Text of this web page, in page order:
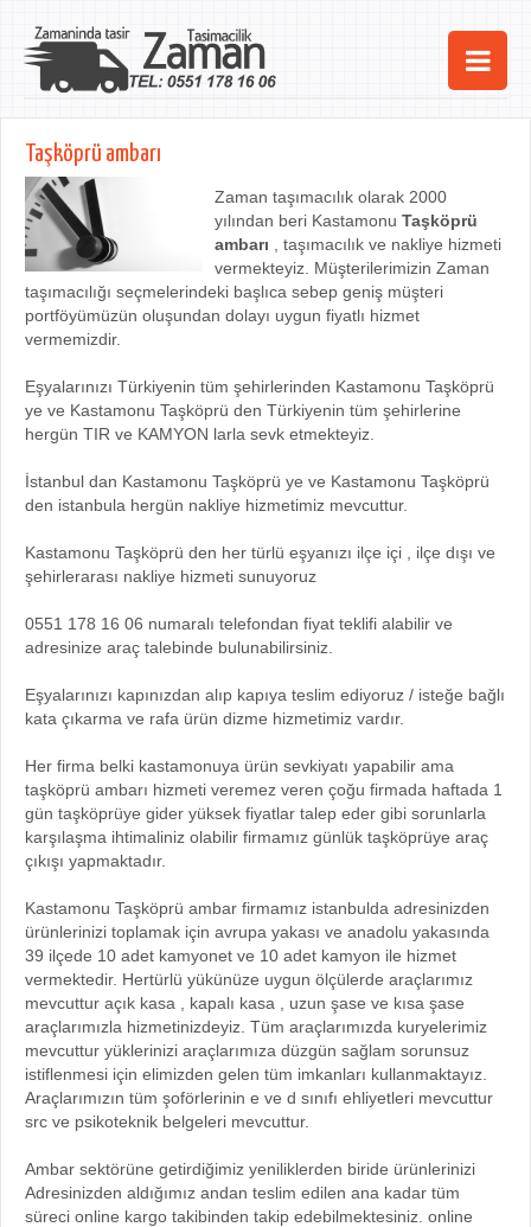
Ana Sayfa
Hizmetlerimiz
Kurumsal
iletişim
Taşköprü ambarı
Zaman taşımacılık olarak 2000
yılından beri Kastamonu Taşköprü
ambarı , taşımacılık ve nakliye hizmeti
vermekteyiz. Müşterilerimizin Zaman
taşımacılığı seçmelerindeki başlıca sebep geniş müşteri
portföyümüzün oluşundan dolayı uygun fiyatlı hizmet
vermemizdir.
Eşyalarınızı Türkiyenin tüm şehirlerinden Kastamonu Taşköprü
ye ve Kastamonu Taşköprü den Türkiyenin tüm şehirlerine
hergün TIR ve KAMYON larla sevk etmekteyiz.
İstanbul dan Kastamonu Taşköprü ye ve Kastamonu Taşköprü
den istanbula hergün nakliye hizmetimiz mevcuttur.
Kastamonu Taşköprü den her türlü eşyanızı ilçe içi , ilçe dışı ve
şehirlerarası nakliye hizmeti sunuyoruz
0551 178 16 06 numaralı telefondan fiyat teklifi alabilir ve
adresinize araç talebinde bulunabilirsiniz.
Eşyalarınızı kapınızdan alıp kapıya teslim ediyoruz / isteğe bağlı
kata çıkarma ve rafa ürün dizme hizmetimiz vardır.
Her firma belki kastamonuya ürün sevkiyatı yapabilir ama
taşköprü ambarı hizmeti veremez veren çoğu firmada haftada 1
gün taşköprüye gider yüksek fiyatlar talep eder gibi sorunlarla
karşılaşma ihtimaliniz olabilir firmamız günlük taşköprüye araç
çıkışı yapmaktadır.
Kastamonu Taşköprü ambar firmamız istanbulda adresinizden
ürünlerinizi toplamak için avrupa yakası ve anadolu yakasında
39 ilçede 10 adet kamyonet ve 10 adet kamyon ile hizmet
vermektedir. Hertürlü yükünüze uygun ölçülerde araçlarımız
mevcuttur açık kasa , kapalı kasa , uzun şase ve kısa şase
araçlarımızla hizmetinizdeyiz. Tüm araçlarımızda kuryelerimiz
mevcuttur yüklerinizi araçlarımıza düzgün sağlam sorunsuz
istiflenmesi için elimizden gelen tüm imkanları kullanmaktayız.
Araçlarımızın tüm şoförlerinin e ve d sınıfı ehliyetleri mevcuttur
src ve psikoteknik belgeleri mevcuttur.
Ambar sektörüne getirdiğimiz yeniliklerden biride ürünlerinizi
Adresinizden aldığımız andan teslim edilen ana kadar tüm
süreci online kargo takibinden takip edebilmektesiniz. online